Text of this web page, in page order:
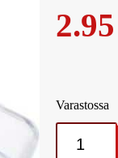
2.95
Varastossa